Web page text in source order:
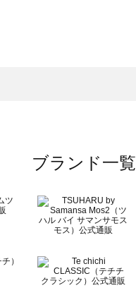
ブランド一覧